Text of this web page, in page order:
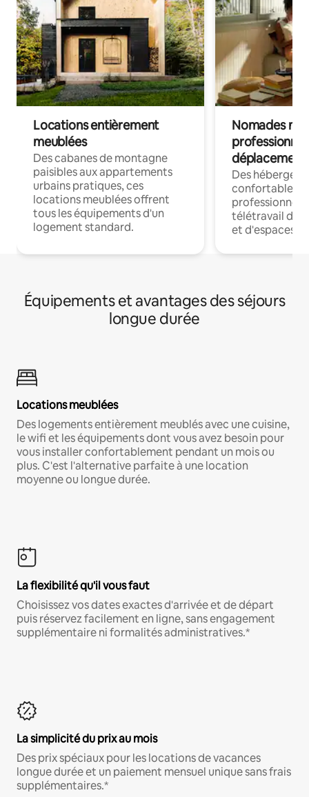
Locations entièrement
meublées
Des cabanes de montagne
paisibles aux appartements
urbains pratiques, ces
locations meublées offrent
tous les équipements d'un
logement standard.
Nomades
déplacement
Des
confortables
professionnels
télétravail
et d'espaces
Équipements et avantages des séjours
longue durée
Locations meublées
Des logements entièrement meublés avec une cuisine,
le wifi et les équipements dont vous avez besoin pour
vous installer confortablement pendant un mois ou
plus. C'est l'alternative parfaite à une location
moyenne ou longue durée.
La flexibilité qu'il vous faut
Choisissez vos dates exactes d'arrivée et de départ
puis réservez facilement en ligne, sans engagement
supplémentaire ni formalités administratives.*
La simplicité du prix au mois
Des prix spéciaux pour les locations de vacances
longue durée et un paiement mensuel unique sans frais
supplémentaires.*